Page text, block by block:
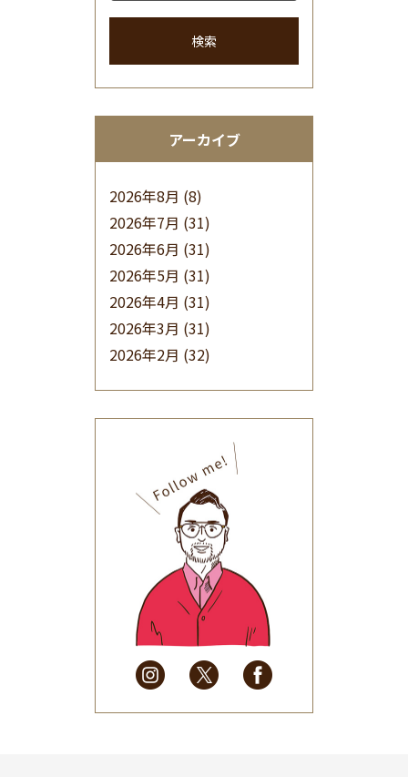
検索
アーカイブ
2026年8月 (8)
2026年7月 (31)
2026年6月 (31)
2026年5月 (31)
2026年4月 (31)
2026年3月 (31)
2026年2月 (32)
(32)
2025年9月(30)
2025年8月(31)
2025年7月(37)
2025年6月(48)
2025年5月
(41)
2025年4月
(32)
2025年3月(31)
2025年2月
(28)